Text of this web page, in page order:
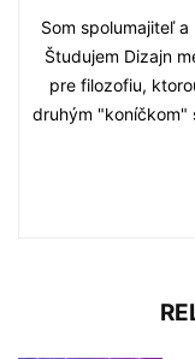
Som spolumajiteľ
Študujem Dizajn
pre filozofiu,
druhým "koníčkom"